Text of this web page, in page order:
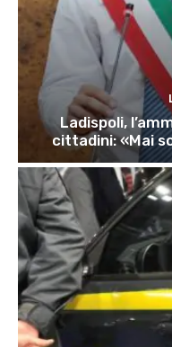
Ladispoli,
cittadini: «Mai